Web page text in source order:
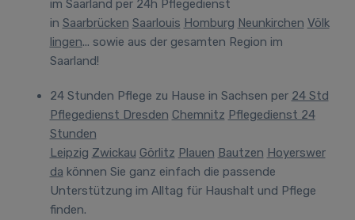
im Saarland per 24h Pflegedienst
in Saarbrücken Saarlouis Homburg Neunkirchen Völk
lingen... sowie aus der gesamten Region im
Saarland!
24 Stunden Pflege zu Hause in Sachsen per 24 Std
Pflegedienst Dresden Chemnitz Pflegedienst 24
Stunden
Leipzig Zwickau Görlitz Plauen Bautzen Hoyerswer
da können Sie ganz einfach die passende
Unterstützung im Alltag für Haushalt und Pflege
finden.